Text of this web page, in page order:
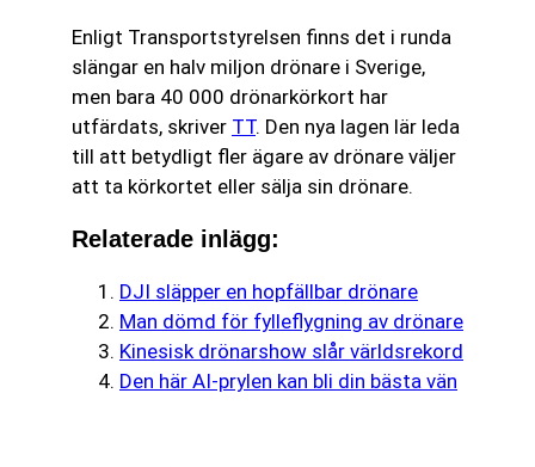
Enligt Transportstyrelsen finns det i runda
slängar en halv miljon drönare i Sverige,
men bara 40 000 drönarkörkort har
utfärdats, skriver TT. Den nya lagen lär leda
till att betydligt fler ägare av drönare väljer
att ta körkortet eller sälja sin drönare.
Relaterade inlägg:
DJI släpper en hopfällbar drönare
Man dömd för fylleflygning av drönare
Kinesisk drönarshow slår världsrekord
Den här AI-prylen kan bli din bästa vän